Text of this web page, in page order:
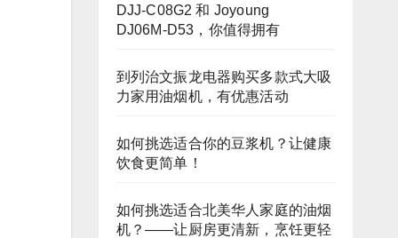
DJJ‑C08G2 和 Joyoung
DJ06M‑D53，你值得拥有
到列治文振龙电器购买多款式大吸
力家用油烟机，有优惠活动
如何挑选适合你的豆浆机？让健康
饮食更简单！
如何挑选适合北美华人家庭的油烟
机？——让厨房更清新，烹饪更轻